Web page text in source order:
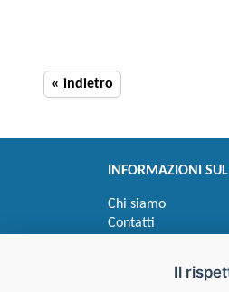
« indietro
INFORMAZIONI
Chi siamo
Contatti
Il